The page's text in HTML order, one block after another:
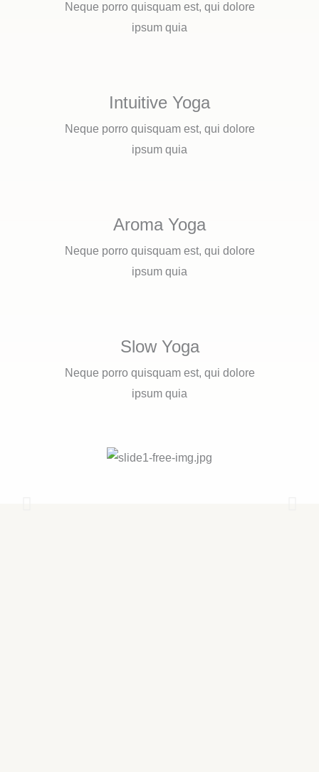
Neque porro quisquam est, qui dolore
ipsum quia
Intuitive Yoga
Neque porro quisquam est, qui dolore
ipsum quia
Aroma Yoga
Neque porro quisquam est, qui dolore
ipsum quia
Slow Yoga
Neque porro quisquam est, qui dolore
ipsum quia